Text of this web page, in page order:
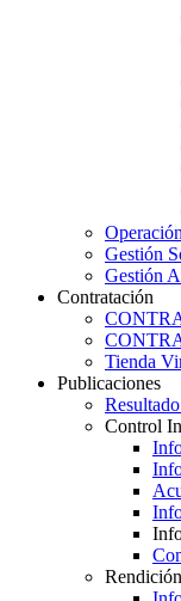
Gestión
Gestión
Contratación
Tienda
Publicaciones
Control